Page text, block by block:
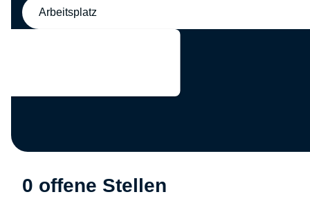
Arbeitsplatz
0 offene Stellen